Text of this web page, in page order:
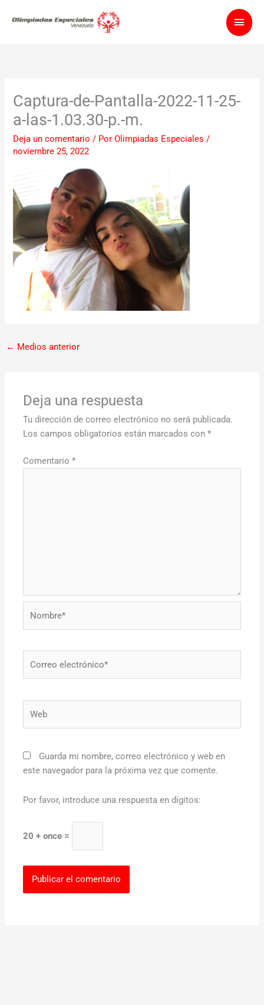
Captura-de-Pantalla-2022-11-25-
a-las-1.03.30-p.-m.
Deja un comentario / PorOlimpiadas Especiales/
noviembre 25, 2022
← Medios anterior
Deja una respuesta
Tu dirección de correo electrónico no será publicada.
Los campos obligatorios están marcados con*
Comentario*
Guarda mi nombre, correo electrónico y web en
este navegador para la próxima vez que comente.
Por favor, introduce una respuesta en dígitos:
20 + once =